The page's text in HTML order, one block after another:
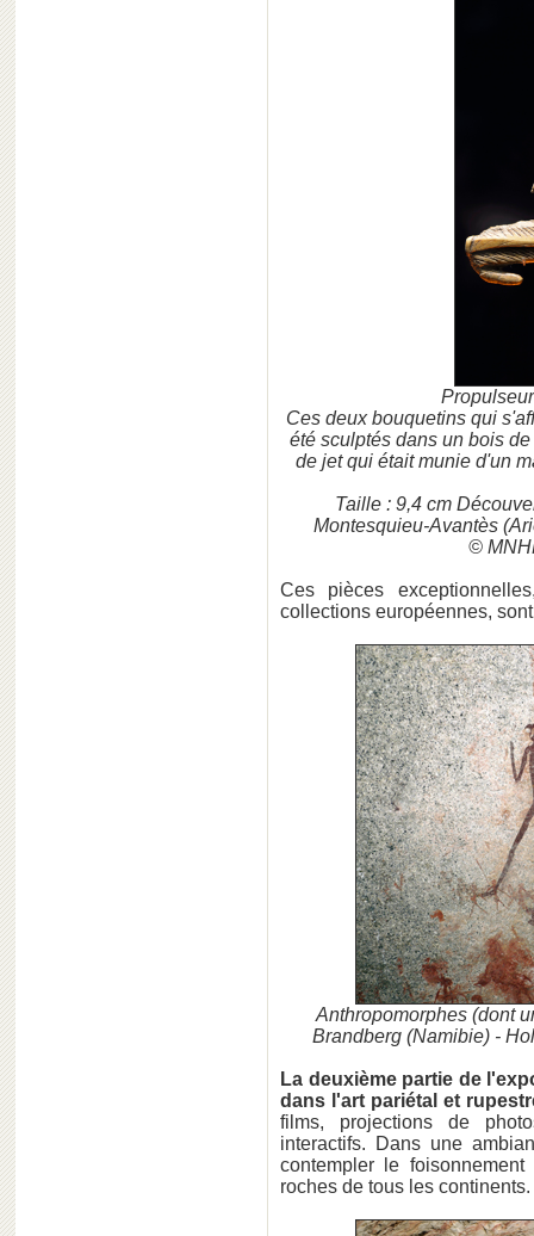
Ces deux bouquetins qui
été sculptés dans un bois
de jet qui était munie d'un
Taille : 9,4 cm
Montesquieu-Avantès
©
Ces pièces
collections européennes,
Anthropomorphes (dont
Brandberg (Namibie) -
La deuxième partie de
dans l'art pariétal et
films, projections de
interactifs. Dans une
contempler le
roches de tous les continents.